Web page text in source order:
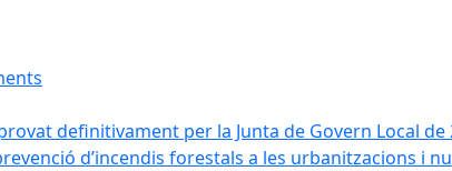
definitivament per la Junta de Govern Local de
d’incendis forestals a les urbanitzacions i